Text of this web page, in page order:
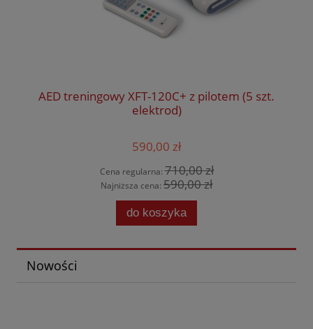
AED treningowy XFT-120C+ z pilotem (5 szt.
elektrod)
590,00 zł
Cena regularna:710,00 zł
Najniższa cena: 590,00 zł
do koszyka
Nowości